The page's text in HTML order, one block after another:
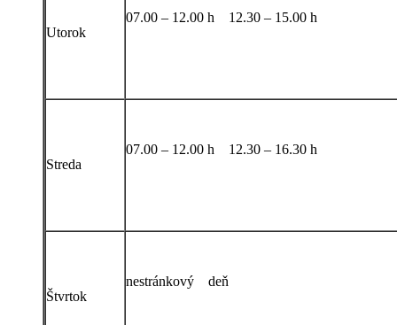
Utorok
07.00 – 12.00 h 12.30 – 15.00 h
Streda
07.00 – 12.00 h 12.30 – 16.30 h
Štvrtok
nestránkový deň